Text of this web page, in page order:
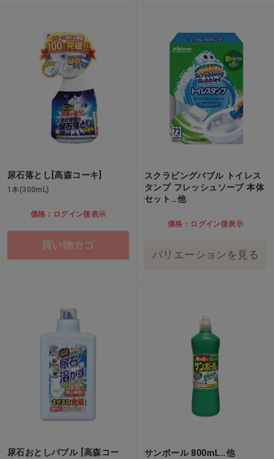
尿石落とし[髙森コーキ]
1本(300mL)
価格：ログイン後表示
買い物カゴ
スクラビングバブル トイレス
タンプ フレッシュソープ 本体
セット…他
価格：ログイン後表示
バリエーションを見る
尿石おとしバブル [高森コー
サンポール 800mL…他